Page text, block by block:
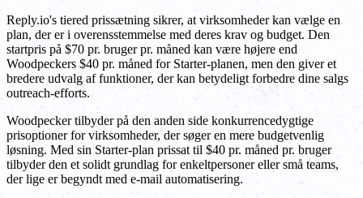
Reply.io's tiered prissætning sikrer, at virksomheder kan vælge en
plan, der er i overensstemmelse med deres krav og budget. Den
startpris på $70 pr. bruger pr. måned kan være højere end
Woodpeckers $40 pr. måned for Starter-planen, men den giver et
bredere udvalg af funktioner, der kan betydeligt forbedre dine salgs
outreach-efforts.
Woodpecker tilbyder på den anden side konkurrencedygtige
prisoptioner for virksomheder, der søger en mere budgetvenlig
løsning. Med sin Starter-plan prissat til $40 pr. måned pr. bruger
tilbyder den et solidt grundlag for enkeltpersoner eller små teams,
der lige er begyndt med e-mail automatisering.